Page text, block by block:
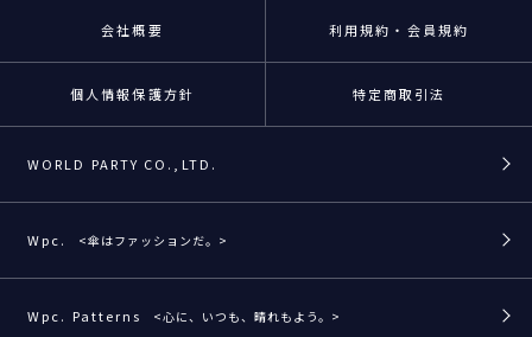
会社概要 利用規約・会員規約
個人情報保護方針 特定商取引法
WORLD PARTY CO.,LTD.
Wpc. <傘はファッションだ。>
Wpc. Patterns <心に、いつも、晴れもよう。>